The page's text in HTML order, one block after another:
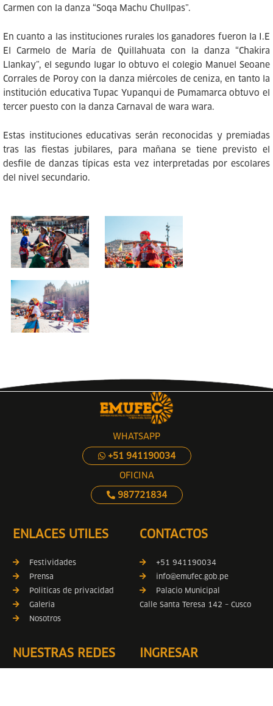
Carmen con la danza “Soqa Machu Chullpas”.
En cuanto a las instituciones rurales los ganadores fueron la I.E
El Carmelo de María de Quillahuata con la danza “Chakira
Llankay”, el segundo lugar lo obtuvo el colegio Manuel Seoane
Corrales de Poroy con la danza miércoles de ceniza, en tanto la
institución educativa Tupac Yupanqui de Pumamarca obtuvo el
tercer puesto con la danza Carnaval de wara wara.
Estas instituciones educativas serán reconocidas y premiadas
tras las fiestas jubilares, para mañana se tiene previsto el
desfile de danzas típicas esta vez interpretadas por escolares
del nivel secundario.
WHATSAPP
+51 941190034
OFICINA
987721834
ENLACES UTILES
Festividades
Prensa
Politicas de privacidad
Galeria
Nosotros
CONTACTOS
+51 941190034
info@emufec.gob.pe
Palacio Municipal
Calle Santa Teresa 142 – Cusco
NUESTRAS REDES INGRESAR